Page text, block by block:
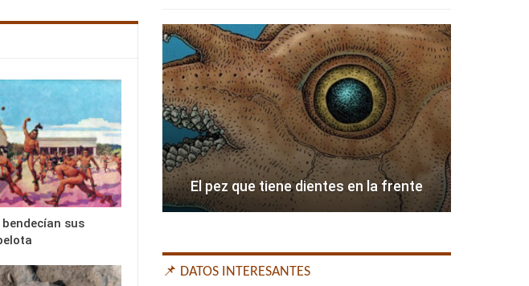
bendecían sus
El pez que tiene dientes en la frente
📌 DATOS INTERESANTES